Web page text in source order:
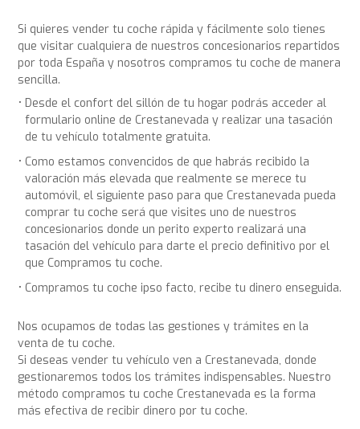
Si quieres vender tu coche rápida y fácilmente solo tienes
que visitar cualquiera de nuestros concesionarios repartidos
por toda España y nosotros compramos tu coche de manera
sencilla.
Desde el confort del sillón de tu hogar podrás acceder al
formulario online de Crestanevada y realizar una tasación
de tu vehículo totalmente gratuita.
Como estamos convencidos de que habrás recibido la
valoración más elevada que realmente se merece tu
automóvil, el siguiente paso para que Crestanevada pueda
comprar tu coche será que visites uno de nuestros
concesionarios donde un perito experto realizará una
tasación del vehículo para darte el precio definitivo por el
que Compramos tu coche.
Compramos tu coche ipso facto, recibe tu dinero enseguida.
Nos ocupamos de todas las gestiones y trámites en la
venta de tu coche.
Si deseas vender tu vehículo ven a Crestanevada, donde
gestionaremos todos los trámites indispensables. Nuestro
método compramos tu coche Crestanevada es la forma
más efectiva de recibir dinero por tu coche.